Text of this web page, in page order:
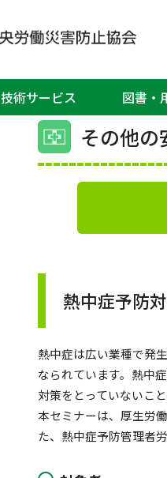
技術サービス 図書・
近畿・大阪
その他
熱中症予防
熱中症は広い業種で発
なられています。熱中
対策をとっていないこ
本セミナーは、厚生労
た、熱中症予防管理者